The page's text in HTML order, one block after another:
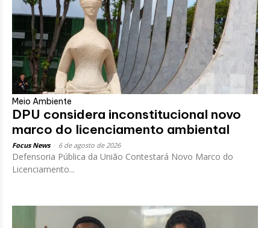
Meio Ambiente
DPU considera inconstitucional novo
marco do licenciamento ambiental
Focus News 6 de agosto de 2026
Defensoria Pública da União Contestará Novo Marco do
Licenciamento...